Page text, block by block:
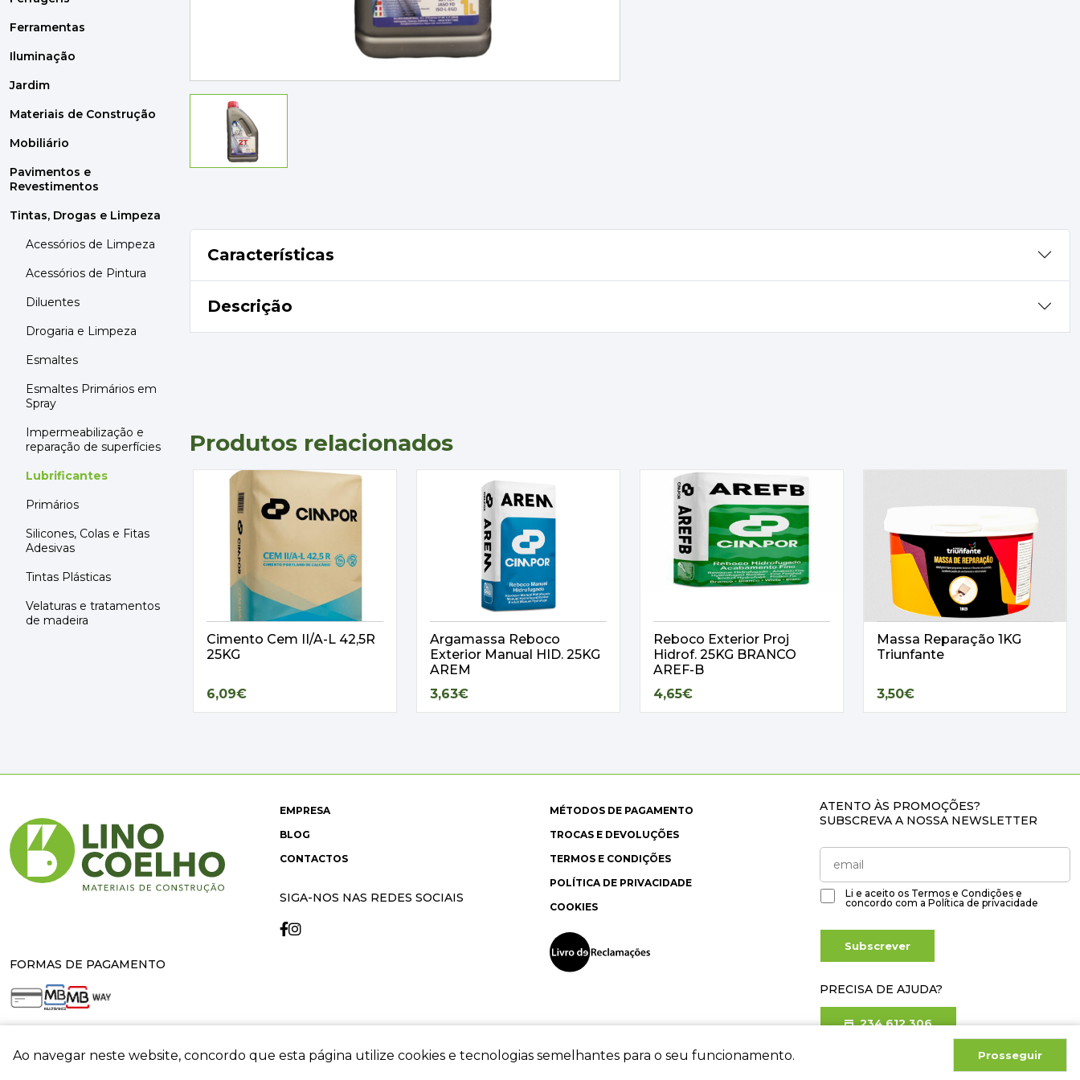
MOBILIÁRIO
PAVIMENTOS E REVESTIMENTOS
DYRUP
Ferramentas
Iluminação
Jardim
Materiais de Construção
Mobiliário
Pavimentos e
Revestimentos
Tintas, Drogas e Limpeza
Acessórios de Limpeza
Acessórios de Pintura
Diluentes
Drogaria e Limpeza
Esmaltes
Esmaltes Primários em
Spray
Impermeabilização e
reparação de superfícies
Lubrificantes
Primários
Silicones, Colas e Fitas
Adesivas
Tintas Plásticas
Velaturas e tratamentos
de madeira
Características
Descrição
Produtos relacionados
Cimento Cem II/A-L 42,5R
25KG
6,09€
Argamassa Reboco
Exterior Manual HID. 25KG
AREM
3,63€
Reboco Exterior Proj
Hidrof. 25KG BRANCO
AREF-B
4,65€
Massa Reparação 1KG
Triunfante
3,50€
Ao navegar neste website, concordo que esta página utilize cookies e tecnologias semelhantes para o seu funcionamento. Prosseguir
FORMAS DE PAGAMENTO
EMPRESA
BLOG
CONTACTOS
SIGA-NOS NAS REDES SOCIAIS
MÉTODOS DE PAGAMENTO
TROCAS E DEVOLUÇÕES
TERMOS E CONDIÇÕES
POLÍTICA DE PRIVACIDADE
COOKIES
ATENTO ÀS PROMOÇÕES?
SUBSCREVA A NOSSA NEWSLETTER
Li e aceito os Termos e Condições e
concordo com a Política de privacidade
Subscrever
PRECISA DE AJUDA?
234 612 306
critec